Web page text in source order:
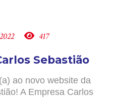
417
Sebastião
ao novo website da
A Empresa Carlos